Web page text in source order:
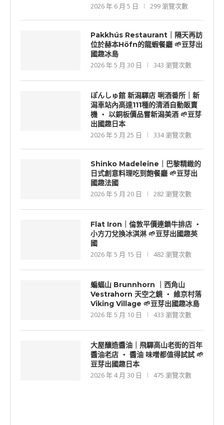
2026 年 6 月 5 日
299 瀏覽次數
Pakkhús Restaurant｜隔天再訪
位於赫本Höfn的龍蝦餐廳 🌱豆芽出
國趣冰島
2026 年 5 月 30 日
343 瀏覽次數
ぽんしゅ館 新潟驛店 唎酒番所｜新
潟車站內高達111種的清酒自動販賣
機 ‧ 以銅板價品嘗新潟美酒 🌱豆芽
出國趣日本
2026 年 5 月 25 日
334 瀏覽次數
Shinko Madeleine｜巴黎精緻的
日式創意料理吃到飽餐廳 🌱豆芽出
國趣法國
2026 年 5 月 20 日
282 瀏覽次數
Flat Iron｜倫敦平價連鎖牛排店 ‧
小方刀兌換冰淇淋 🌱豆芽出國趣英
國
2026 年 5 月 15 日
482 瀏覽次數
蝙蝠山 Brunnhorn ｜西角山
Vestrahorn 天空之鏡 ‧ 維京村落
Viking Village 🌱豆芽出國趣冰島
2026 年 5 月 10 日
433 瀏覽次數
大屋釀造醬油｜飛驒高山老街的百年
醬油老店 ‧ 醬油 味噌都值得試試 🌱
豆芽出國趣日本
2026 年 4 月 30 日
475 瀏覽次數